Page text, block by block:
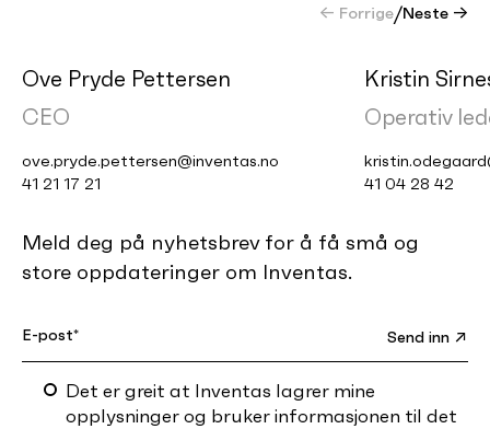
← Forrige/Neste →
Ove Pryde Pettersen
CEO
ove.pryde.pettersen@inventas.no
41 21 17 21
Kristin
Operativ
41 04 28 42
Meld deg på nyhetsbrev for å få små og
store oppdateringer om Inventas.
Det er greit at Inventas lagrer mine
opplysninger og bruker informasjonen til det